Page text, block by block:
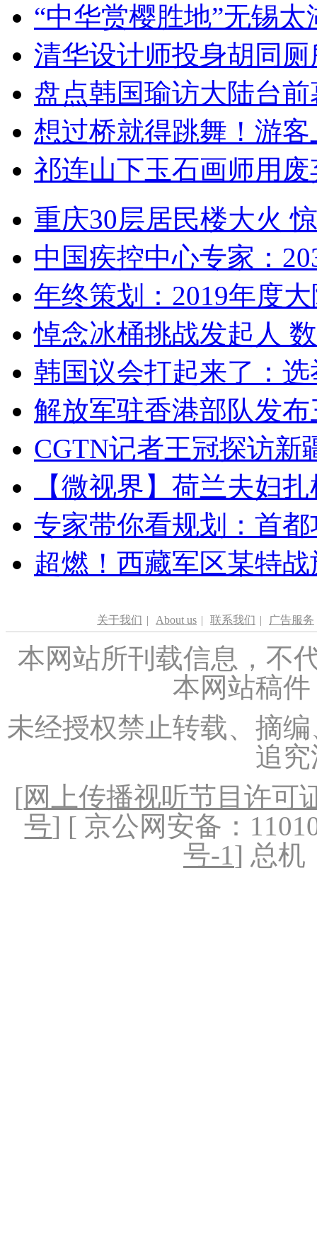
“中华赏樱胜地”无锡
清华设计师投身胡同
盘点韩国瑜访大陆台
想过桥就得跳舞！游客
祁连山下玉石画师用
重庆30层居民楼大火
中国疾控中心专家：
年终策划：2019年度
悼念冰桶挑战发起人
韩国议会打起来了：
解放军驻香港部队发
CGTN记者王冠探访新
【微视界】荷兰夫妇
专家带你看规划：首
超燃！西藏军区某特
关于我们 | About us | 联系我们 | 广告服务
本网站所刊载信息，不
本网站稿
未经授权禁止转载、摘
追
[网上传播视听节目许可
号] [ 京公网安备：
号-1] 总机